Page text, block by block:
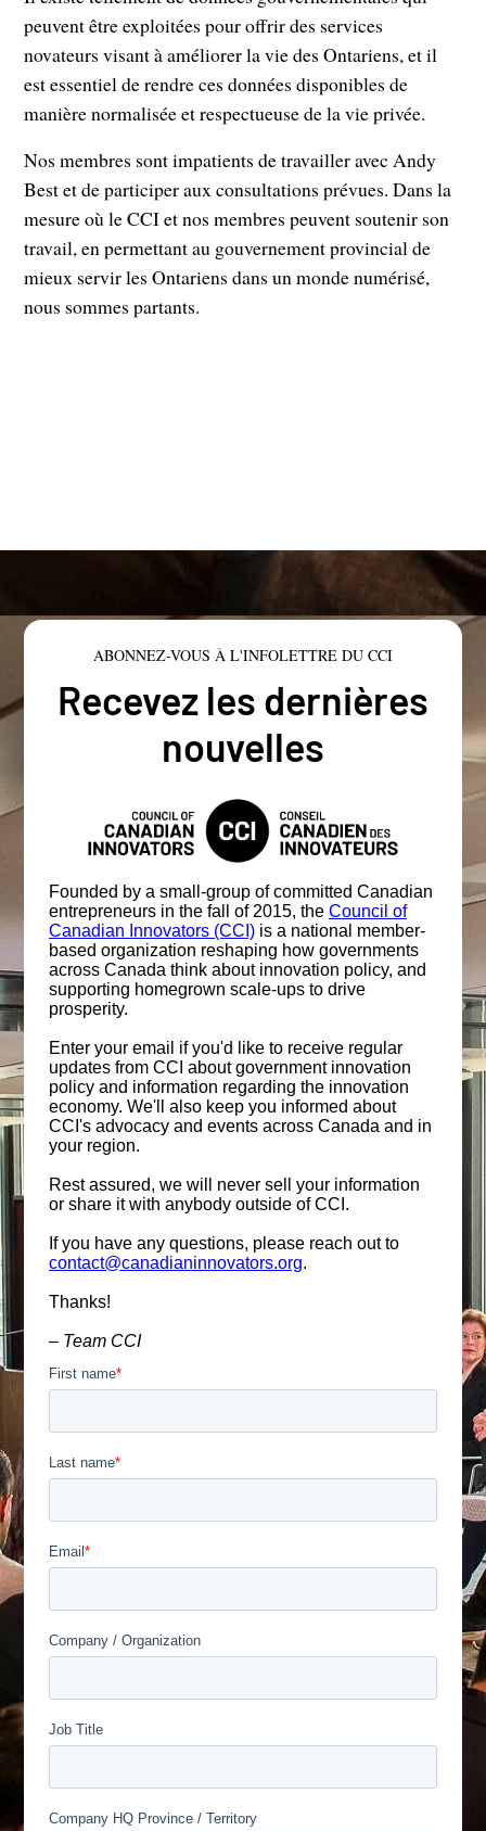
peuvent être exploitées pour offrir des services
novateurs visant à améliorer la vie des Ontariens, et il
est essentiel de rendre ces données disponibles de
manière normalisée et respectueuse de la vie privée.
Nos membres sont impatients de travailler avec Andy
Best et de participer aux consultations prévues. Dans la
mesure où le CCI et nos membres peuvent soutenir son
travail, en permettant au gouvernement provincial de
mieux servir les Ontariens dans un monde numérisé,
nous sommes partants.
ABONNEZ-VOUS À L'INFOLETTRE DU CCI
Recevez les dernières
nouvelles